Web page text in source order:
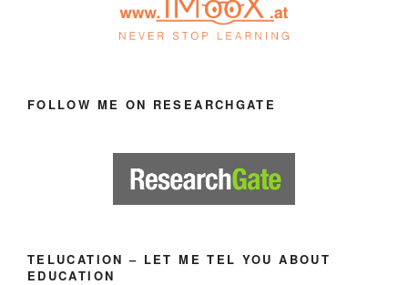
FOLLOW ME ON RESEARCHGATE
TELUCATION – LET ME TEL YOU ABOUT
EDUCATION